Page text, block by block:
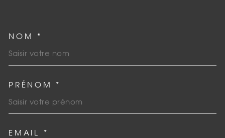
NOM *
PRÉNOM *
EMAIL *